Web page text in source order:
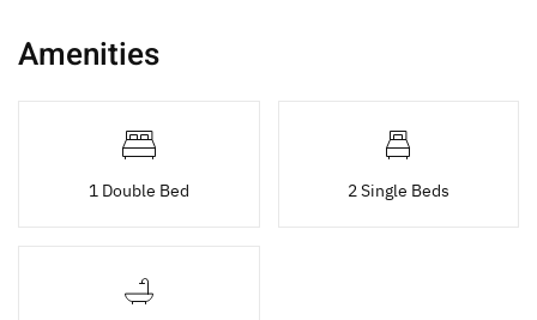
Amenities
1 Double Bed 2 Single Beds